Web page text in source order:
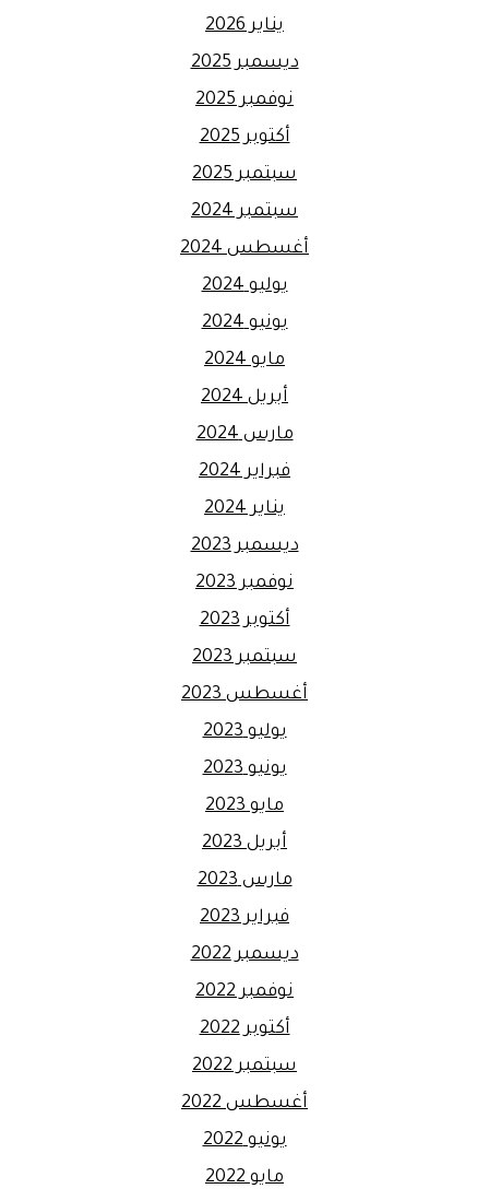
يناير 2026
ديسمبر 2025
نوفمبر 2025
أكتوبر 2025
سبتمبر 2025
سبتمبر 2024
أغسطس 2024
يوليو 2024
يونيو 2024
مايو 2024
أبريل 2024
مارس 2024
فبراير 2024
يناير 2024
ديسمبر 2023
نوفمبر 2023
أكتوبر 2023
سبتمبر 2023
أغسطس 2023
يوليو 2023
يونيو 2023
مايو 2023
أبريل 2023
مارس 2023
فبراير 2023
ديسمبر 2022
نوفمبر 2022
أكتوبر 2022
سبتمبر 2022
أغسطس 2022
يونيو 2022
مايو 2022